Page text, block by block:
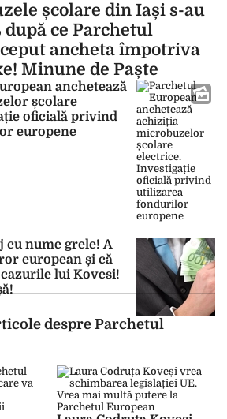
școlare din Iași s-au
ce Parchetul
ancheta împotriva
Minune de Paște
anchetează
școlare
oficială privind
europene
cu nume grele! A
european și că
lui Kovesi!
despre Parchetul